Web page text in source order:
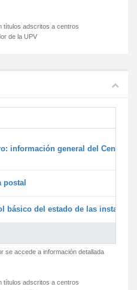
títulos adscritos a centros
de la UPV
información general del Centro y
postal
básico del estado de las
se accede a información detallada
títulos adscritos a centros